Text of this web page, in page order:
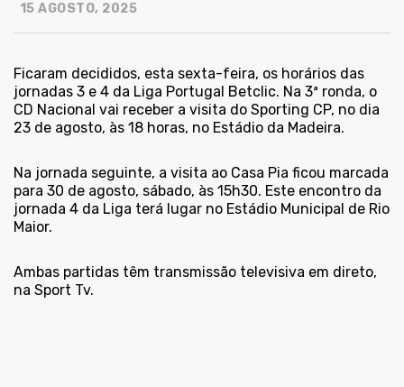
15 AGOSTO, 2025
Ficaram decididos, esta sexta-feira, os horários das
jornadas 3 e 4 da Liga Portugal Betclic. Na 3ª ronda, o
CD Nacional vai receber a visita do Sporting CP, no dia
23 de agosto, às 18 horas, no Estádio da Madeira.
Na jornada seguinte, a visita ao Casa Pia ficou marcada
para 30 de agosto, sábado, às 15h30. Este encontro da
jornada 4 da Liga terá lugar no Estádio Municipal de Rio
Maior.
Ambas partidas têm transmissão televisiva em direto,
na Sport Tv.